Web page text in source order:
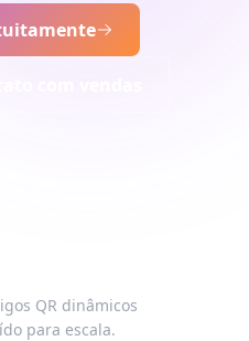
QR dinâmicos
para escala.